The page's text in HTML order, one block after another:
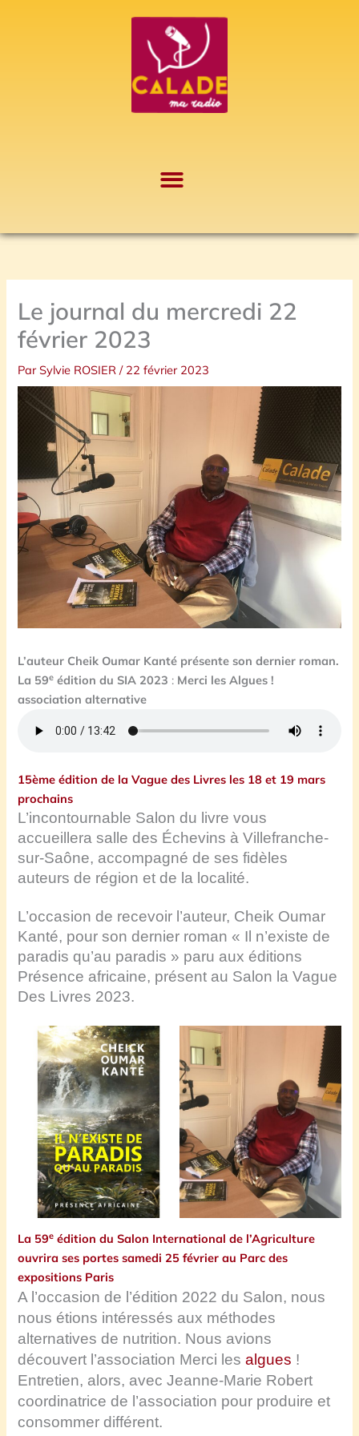
Le journal du mercredi 22
février 2023
ParSylvie ROSIER/ 22 février 2023
L’auteur Cheik Oumar Kanté présente son dernier roman.
La 59e édition du SIA 2023 : Merci les Algues !
association alternative
15ème édition de la Vague des Livres les 18 et 19 mars
prochains
L’incontournable Salon du livre vous
accueillera salle des Échevins à Villefranche-
sur-Saône, accompagné de ses fidèles
auteurs de région et de la localité.
L’occasion de recevoir l’auteur, Cheik Oumar
Kanté, pour son dernier roman « Il n’existe de
paradis qu’au paradis » paru aux éditions
Présence africaine, présent au Salon la Vague
Des Livres 2023.
La 59e édition du Salon International de l’Agriculture
ouvrira ses portes samedi 25 février au Parc des
expositions Paris
A l’occasion de l’édition 2022 du Salon, nous
nous étions intéressés aux méthodes
alternatives de nutrition. Nous avions
découvert l’association Merci lesalgues !
Entretien, alors, avec Jeanne-Marie Robert
coordinatrice de l’association pour produire et
consommer différent.